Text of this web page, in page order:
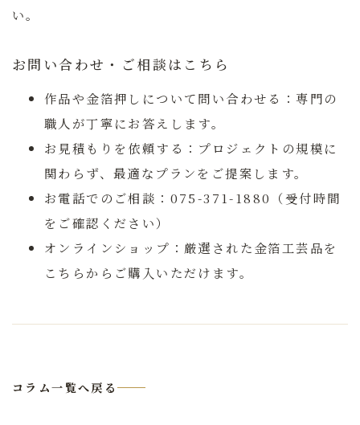
い。
お問い合わせ・ご相談はこちら
作品や金箔押しについて問い合わせる：専門の
職人が丁寧にお答えします。
お見積もりを依頼する： プロジェクトの規模に
関わらず、最適なプランをご提案します。
お電話でのご相談： 075-371-1880（受付時間
をご確認ください）
オンラインショップ： 厳選された金箔工芸品を
こちらからご購入いただけます。
コラム一覧へ戻る